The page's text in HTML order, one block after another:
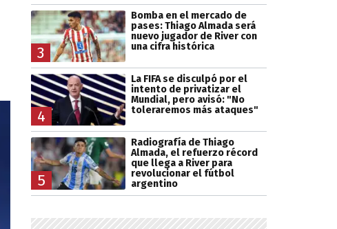
3
Bomba en el mercado de
pases: Thiago Almada será
nuevo jugador de River con
una cifra histórica
4
La FIFA se disculpó por el
intento de privatizar el
Mundial, pero avisó: "No
toleraremos más ataques"
5
Radiografía de Thiago
Almada, el refuerzo récord
que llega a River para
revolucionar el fútbol
argentino